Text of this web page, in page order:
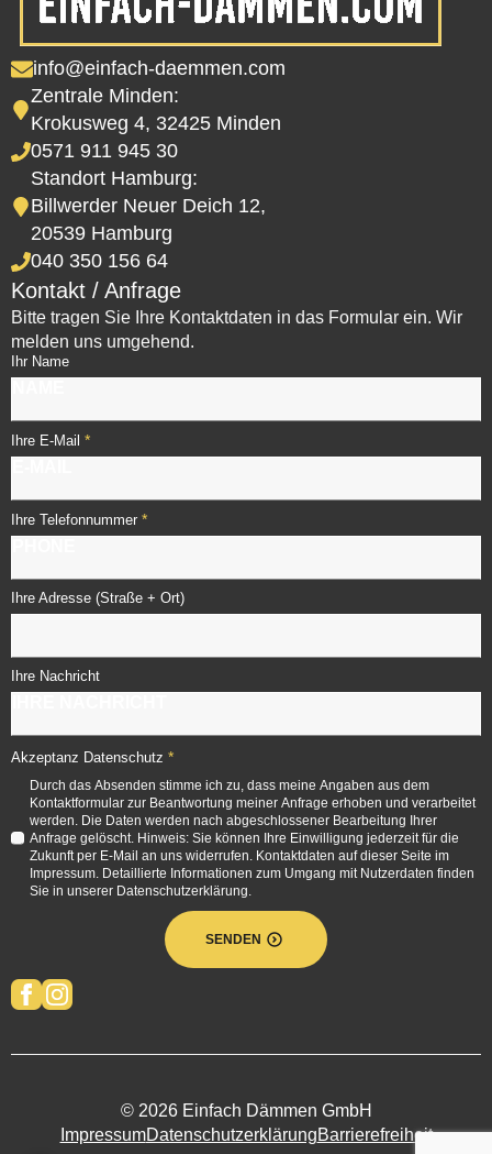
info@einfach-daemmen.com
Zentrale Minden:
Krokusweg 4, 32425 Minden
0571 911 945 30
Standort Hamburg:
Billwerder Neuer Deich 12,
20539 Hamburg
040 350 156 64
Kontakt / Anfrage
Bitte tragen Sie Ihre Kontaktdaten in das Formular ein. Wir
melden uns umgehend.
Ihr Name
Ihre E-Mail *
Ihre Telefonnummer *
Ihre Adresse (Straße + Ort)
Ihre Nachricht
Akzeptanz Datenschutz *
Durch das Absenden stimme ich zu, dass meine Angaben aus dem
Kontaktformular zur Beantwortung meiner Anfrage erhoben und verarbeitet
werden. Die Daten werden nach abgeschlossener Bearbeitung Ihrer
Anfrage gelöscht. Hinweis: Sie können Ihre Einwilligung jederzeit für die
Zukunft per E-Mail an uns widerrufen. Kontaktdaten auf dieser Seite im
Impressum. Detaillierte Informationen zum Umgang mit Nutzerdaten finden
Sie in unserer Datenschutzerklärung.
SENDEN
© 2026 Einfach Dämmen GmbH
ImpressumDatenschutzerklärungBarrierefreiheit